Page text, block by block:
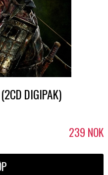
DIGIPAK)
239 NOK